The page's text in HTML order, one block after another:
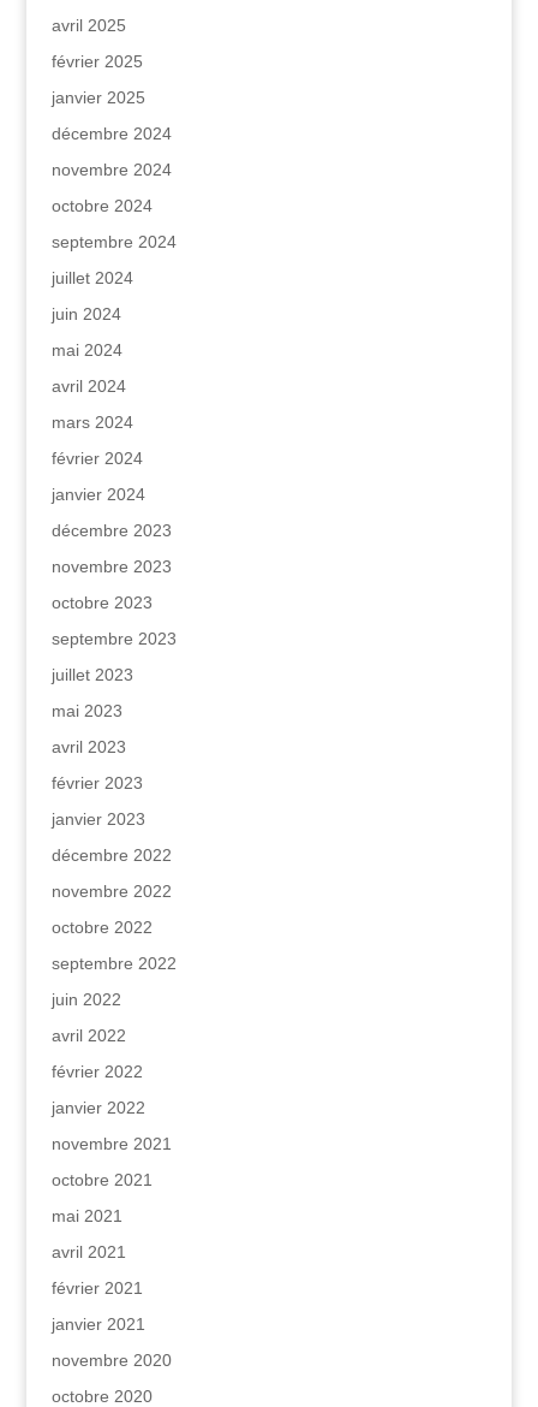
avril 2025
février 2025
janvier 2025
décembre 2024
novembre 2024
octobre 2024
septembre 2024
juillet 2024
juin 2024
mai 2024
avril 2024
mars 2024
février 2024
janvier 2024
décembre 2023
novembre 2023
octobre 2023
septembre 2023
juillet 2023
mai 2023
avril 2023
février 2023
janvier 2023
décembre 2022
novembre 2022
octobre 2022
septembre 2022
juin 2022
avril 2022
février 2022
janvier 2022
novembre 2021
octobre 2021
mai 2021
avril 2021
février 2021
janvier 2021
novembre 2020
octobre 2020